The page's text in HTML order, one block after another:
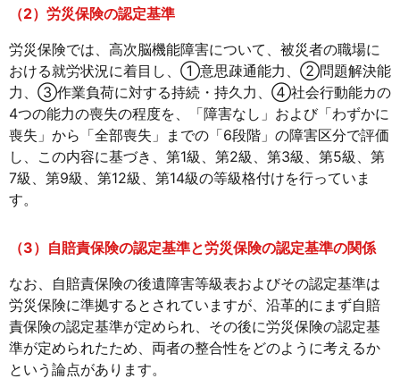
（2）労災保険の認定基準
労災保険では、高次脳機能障害について、被災者の職場に
おける就労状況に着目し、①意思疎通能力、②問題解決能
力、③作業負荷に対する持続・持久力、④社会行動能カの
4つの能力の喪失の程度を、「障害なし」および「わずかに
喪失」から「全部喪失」までの「6段階」の障害区分で評価
し、この内容に基づき、第1級、第2級、第3級、第5級、第
7級、第9級、第12級、第14級の等級格付けを行っていま
す。
（3）自賠責保険の認定基準と労災保険の認定基準の関係
なお、自賠責保険の後遺障害等級表およびその認定基準は
労災保険に準拠するとされていますが、沿革的にまず自賠
責保険の認定基準が定められ、その後に労災保険の認定基
準が定められたため、両者の整合性をどのように考えるか
という論点があります。